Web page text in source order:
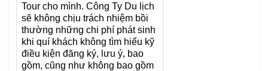
Tour cho mình. Công Ty Du lịch
sẽ không chịu trách nhiệm bồi
thường những chi phí phát sinh
khi quí khách không tìm hiểu kỹ
điều kiện đăng ký, lưu ý, bao
gồm, cũng như không bao gồm